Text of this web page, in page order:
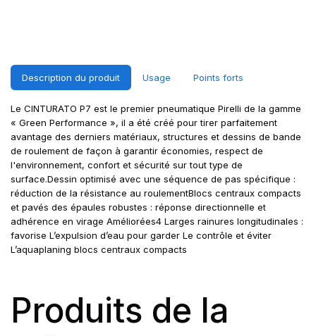
Description du produit Usage Points forts
Le CINTURATO P7 est le premier pneumatique Pirelli de la gamme
« Green Performance », il a été créé pour tirer parfaitement
avantage des derniers matériaux, structures et dessins de bande
de roulement de façon à garantir économies, respect de
l'environnement, confort et sécurité sur tout type de
surface.Dessin optimisé avec une séquence de pas spécifique :
réduction de la résistance au roulementBlocs centraux compacts
et pavés des épaules robustes : réponse directionnelle et
adhérence en virage Améliorées4 Larges rainures longitudinales :
favorise L’expulsion d’eau pour garder Le contrôle et éviter
L’aquaplaning blocs centraux compacts
Produits de la